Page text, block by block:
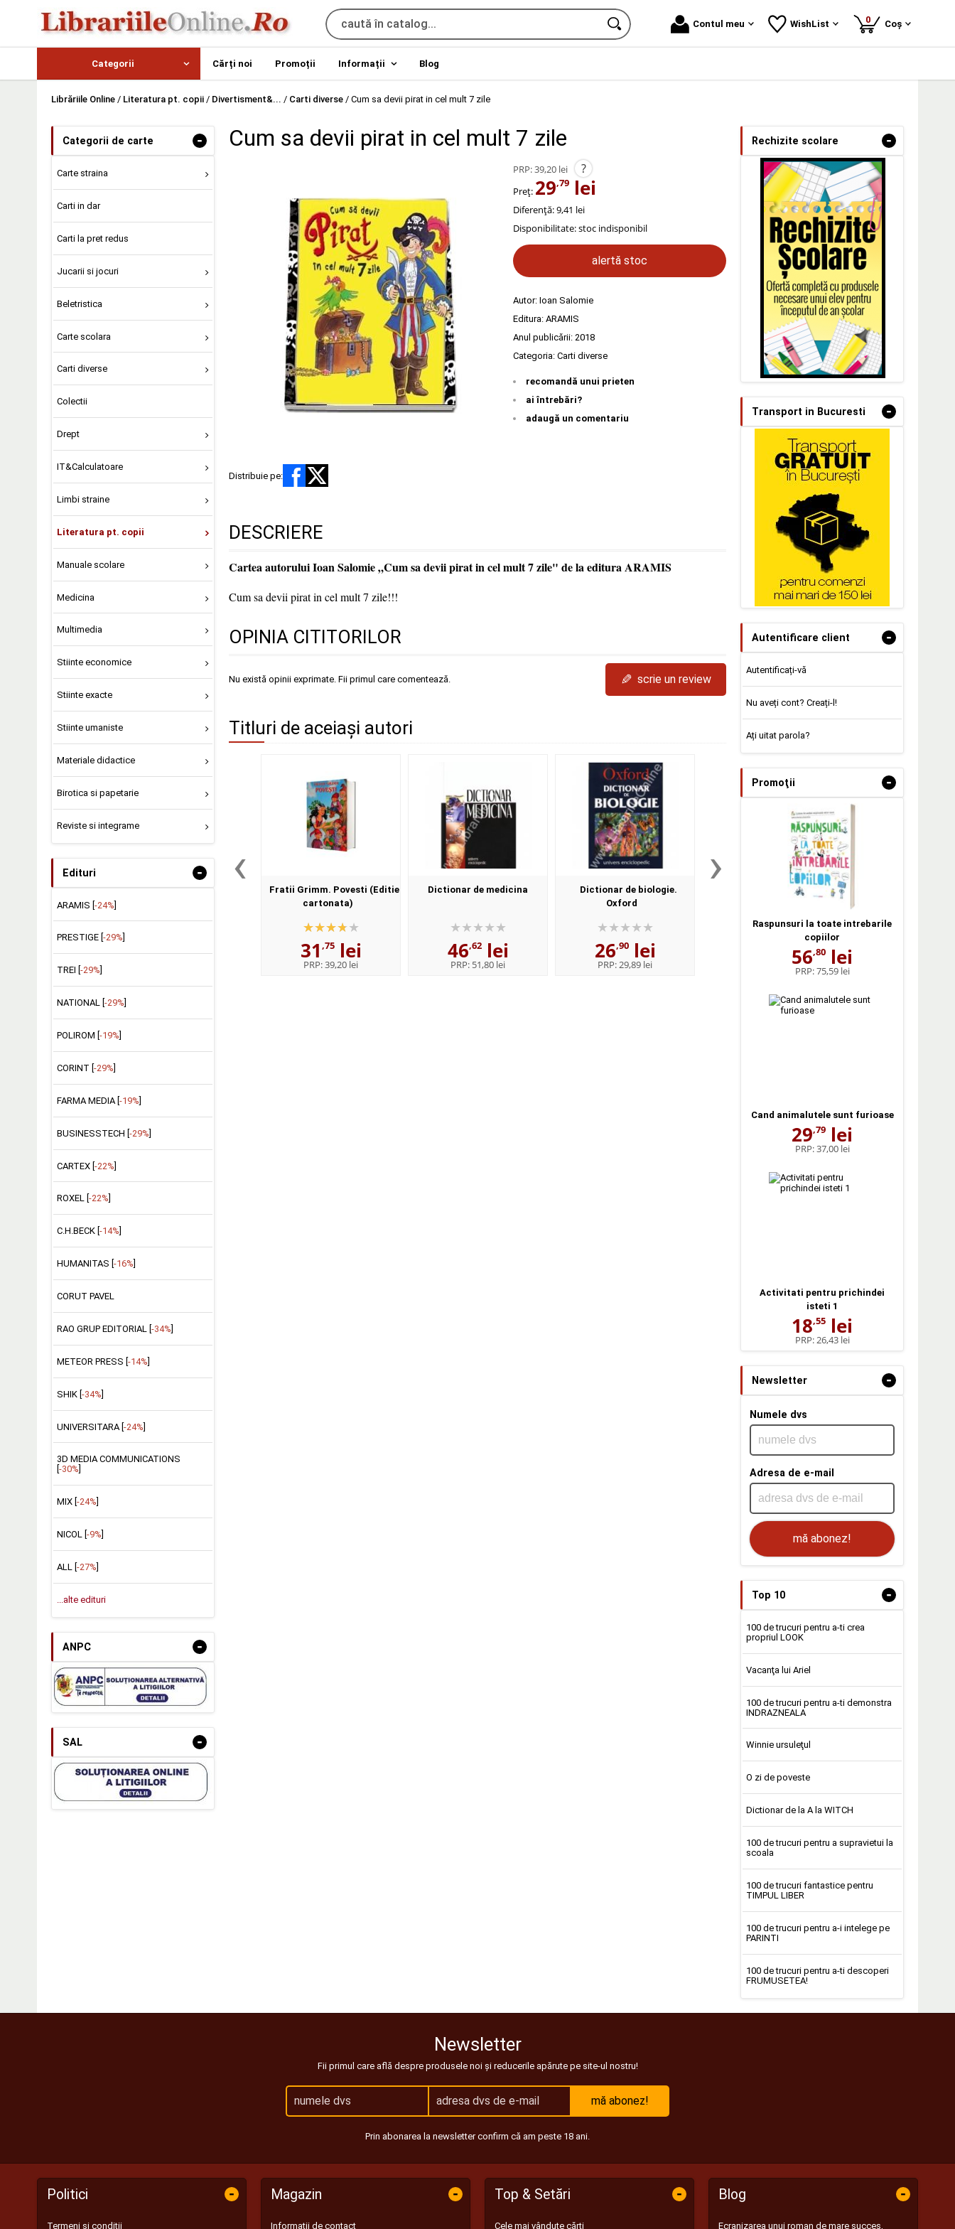
Contul meu WishList 0produse
Coș
Categorii Cărți noi Promoții Informații Blog
Librăriile Online / Literatura pt. copii / Divertisment&... / Carti diverse / Cum sa devii pirat in cel mult 7 zile
Categorii de carte -
Carte straina
Carti in dar
Carti la pret redus
Jucarii si jocuri
Beletristica
Carte scolara
Carti diverse
Colectii
Drept
IT&Calculatoare
Limbi straine
Literatura pt. copii
Manuale scolare
Medicina
Multimedia
Stiinte economice
Stiinte exacte
Stiinte umaniste
Materiale didactice
Birotica si papetarie
Reviste si integrame
Edituri -
ARAMIS [-24%]
PRESTIGE [ -29%
TREI [ -29%
NATIONAL [ -29%
POLIROM [ -19%
CORINT [ -29%
FARMA MEDIA [ -19%
BUSINESSTECH [-29%]
CARTEX [-22%]
ROXEL [ -22%
C.H.BECK [ -14%
HUMANITAS [ -16%
CORUT PAVEL
RAO GRUP EDITORIAL [ -34%
METEOR PRESS [ -14%
SHIK [-34%]
UNIVERSITARA [-24%]
3D MEDIA COMMUNICATIONS
-30%
MIX [ -24%
NICOL [ -9%
ALL [ -27%
...alte edituri
ANPC -
SAL -
Cum sa devii pirat in cel mult 7 zile
PRP:39,20 lei ?
Preț: 29,79 lei
Diferență: 9,41 lei
Disponibilitate:stoc indisponibil
alertă stoc
Autor: Ioan Salomie
Editura: ARAMIS
Anul publicării: 2018
Categoria: Carti diverse
recomandă unui prieten
ai întrebări?
adaugă un comentariu
Distribuie pe:
DESCRIERE
Cartea autorului Ioan Salomie „Cum sa devii pirat in cel mult 7 zile" de la editura ARAMIS
Cum sa devii pirat in cel mult 7 zile!!!
OPINIA CITITORILOR
Nu există opinii exprimate. Fii primul care comentează. ✎ scrie un review
Titluri de aceiași autori
‹
Fratii Grimm. Povesti (Editie
cartonata)
31 ,75lei
PRP:39,20 lei
Dictionar de medicina
46,62lei
PRP: 51,80 lei
Dictionar de biologie.
Oxford
26,90lei
PRP:29,89 lei
Planul de conturi
lei
3,27 lei
›
Rechizite scolare -
Transport in Bucuresti -
Autentificare client -
Autentificați-vă
Nu aveți cont? Creați-l!
Ați uitat parola?
Promoţii -
Raspunsuri la toate intrebarile
copiilor
56,80 lei
PRP:75,59 lei
Cand animalutele sunt furioase
29,79 lei
PRP:37,00 lei
Activitati pentru prichindei
isteti 1
18,55 lei
PRP:26,43 lei
Newsletter -
Numele dvs
Adresa de e-mail
mă abonez!
Top 10 -
100 de trucuri pentru a-ti crea
propriul LOOK
Vacanţa lui Ariel
100 de trucuri pentru a-ti demonstra
INDRAZNEALA
Winnie ursuleţul
O zi de poveste
Dictionar de la A la WITCH
100 de trucuri pentru a supravietui la
scoala
100 de trucuri fantastice pentru
TIMPUL LIBER
100 de trucuri pentru a-i intelege pe
PARINTI
100 de trucuri pentru a-ti descoperi
FRUMUSETEA!
Newsletter
Fii primul care află despre produsele noi și reducerile apărute pe site-ul nostru!
mă abonez!
Prin abonarea la newsletter confirm că am peste 18 ani.
Politici -
Termeni și condiții
Magazin -
Informații de contact
Top & Setări -
Cele mai vândute cărți
Blog -
Ecranizarea unui roman de mare succes,